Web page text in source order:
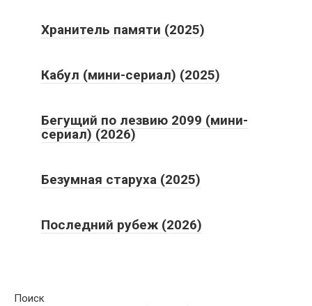
Хранитель памяти (2025)
Кабул (мини-сериал) (2025)
Бегущий по лезвию 2099 (мини-
сериал) (2026)
Безумная старуха (2025)
Последний рубеж (2026)
Поиск